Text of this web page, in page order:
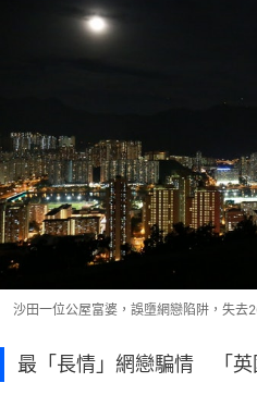
沙田一位公屋富婆，誤墮網戀陷阱，失去
最「長情」網戀騙情 「英